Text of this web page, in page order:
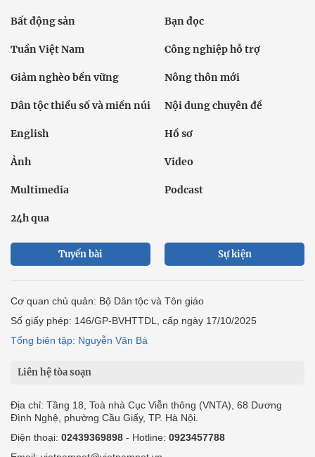
Bất động sản Bạn đọc
Tuần Việt Nam Công nghiệp hỗ trợ
Giảm nghèo bền vững Nông thôn mới
Dân tộc thiểu số và miền núi Nội dung chuyên đề
English Hồ sơ
Ảnh Video
Multimedia Podcast
24h qua
Tuyến bài Sự kiện
Cơ quan chủ quản: Bộ Dân tộc và Tôn giáo
Số giấy phép: 146/GP-BVHTTDL, cấp ngày 17/10/2025
Tổng biên tập: Nguyễn Văn Bá
Liên hệ tòa soạn
Địa chỉ: Tầng 18, Toà nhà Cục Viễn thông (VNTA), 68 Dương
Đình Nghệ, phường Cầu Giấy, TP. Hà Nội.
Điện thoại: 02439369898 - Hotline: 0923457788